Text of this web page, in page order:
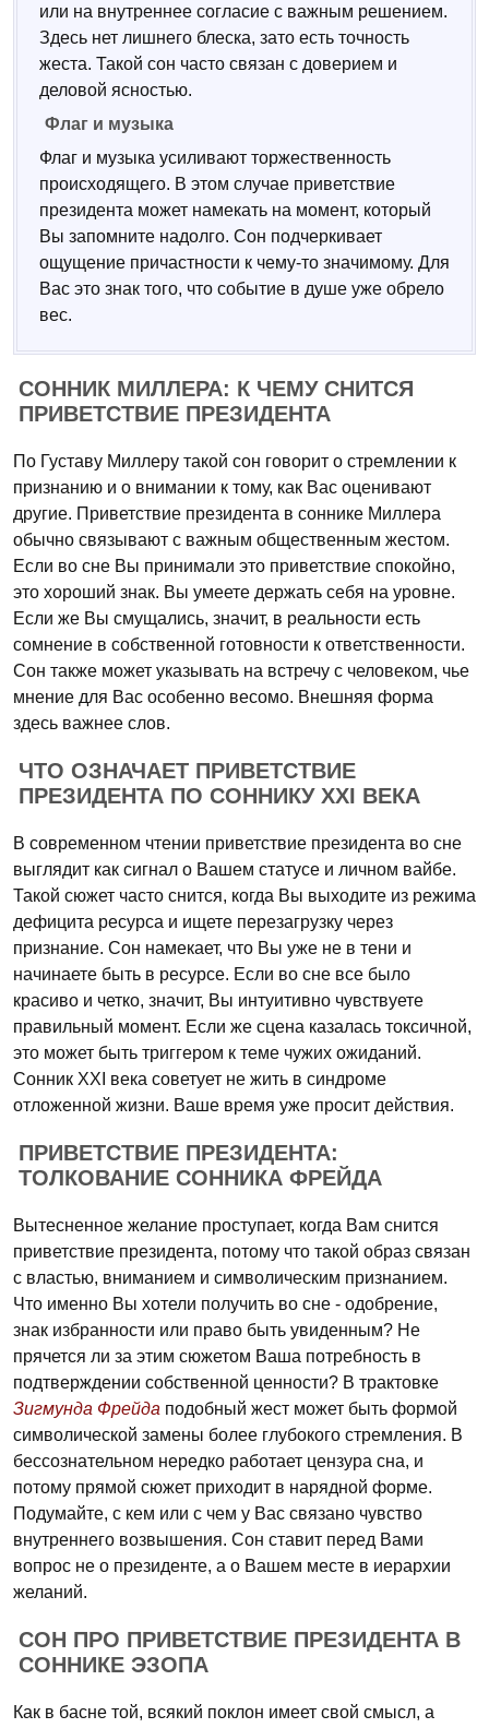
или на внутреннее согласие с важным решением.
Здесь нет лишнего блеска, зато есть точность
жеста. Такой сон часто связан с доверием и
деловой ясностью.
Флаг и музыка
Флаг и музыка усиливают торжественность
происходящего. В этом случае приветствие
президента может намекать на момент, который
Вы запомните надолго. Сон подчеркивает
ощущение причастности к чему-то значимому. Для
Вас это знак того, что событие в душе уже обрело
вес.
СОННИК МИЛЛЕРА: К ЧЕМУ СНИТСЯ
ПРИВЕТСТВИЕ ПРЕЗИДЕНТА
По Густаву Миллеру такой сон говорит о стремлении к
признанию и о внимании к тому, как Вас оценивают
другие. Приветствие президента в соннике Миллера
обычно связывают с важным общественным жестом.
Если во сне Вы принимали это приветствие спокойно,
это хороший знак. Вы умеете держать себя на уровне.
Если же Вы смущались, значит, в реальности есть
сомнение в собственной готовности к ответственности.
Сон также может указывать на встречу с человеком, чье
мнение для Вас особенно весомо. Внешняя форма
здесь важнее слов.
ЧТО ОЗНАЧАЕТ ПРИВЕТСТВИЕ
ПРЕЗИДЕНТА ПО СОННИКУ XXI ВЕКА
В современном чтении приветствие президента во сне
выглядит как сигнал о Вашем статусе и личном вайбе.
Такой сюжет часто снится, когда Вы выходите из режима
дефицита ресурса и ищете перезагрузку через
признание. Сон намекает, что Вы уже не в тени и
начинаете быть в ресурсе. Если во сне все было
красиво и четко, значит, Вы интуитивно чувствуете
правильный момент. Если же сцена казалась токсичной,
это может быть триггером к теме чужих ожиданий.
Сонник XXI века советует не жить в синдроме
отложенной жизни. Ваше время уже просит действия.
ПРИВЕТСТВИЕ ПРЕЗИДЕНТА:
ТОЛКОВАНИЕ СОННИКА ФРЕЙДА
Вытесненное желание проступает, когда Вам снится
приветствие президента, потому что такой образ связан
с властью, вниманием и символическим признанием.
Что именно Вы хотели получить во сне - одобрение,
знак избранности или право быть увиденным? Не
прячется ли за этим сюжетом Ваша потребность в
подтверждении собственной ценности? В трактовке
Зигмунда Фрейда подобный жест может быть формой
символической замены более глубокого стремления. В
бессознательном нередко работает цензура сна, и
потому прямой сюжет приходит в нарядной форме.
Подумайте, с кем или с чем у Вас связано чувство
внутреннего возвышения. Сон ставит перед Вами
вопрос не о президенте, а о Вашем месте в иерархии
желаний.
СОН ПРО ПРИВЕТСТВИЕ ПРЕЗИДЕНТА В
СОННИКЕ ЭЗОПА
Как в басне той, всякий поклон имеет свой смысл, а